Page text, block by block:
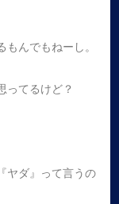
もんでもねーし。
ってるけど？
ヤダ』って言うの